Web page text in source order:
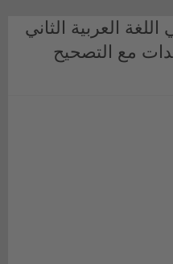
العربية الثاني